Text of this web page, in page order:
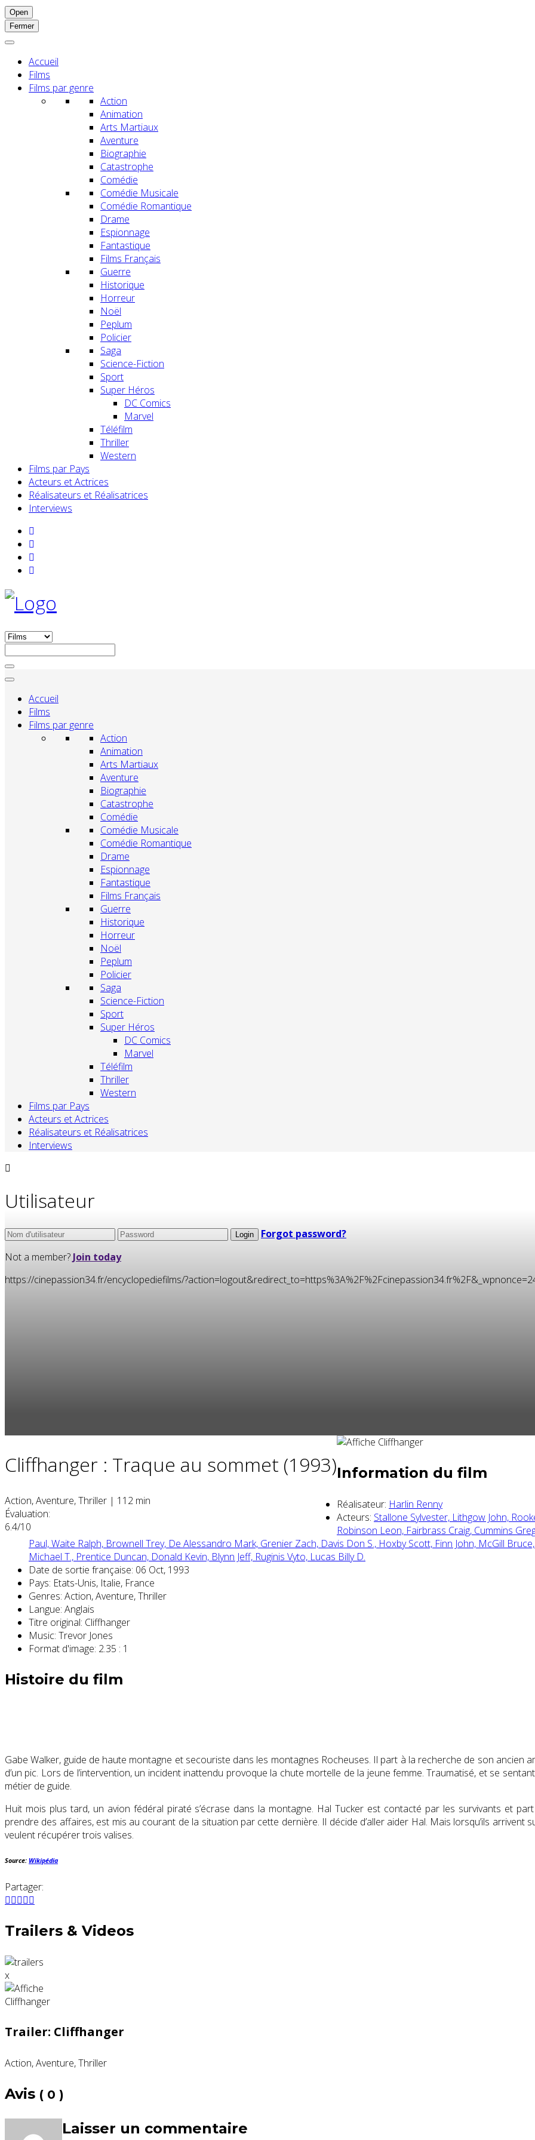
Open
Fermer
Accueil
Films
Films par genre
Action
Animation
Arts Martiaux
Aventure
Biographie
Catastrophe
Comédie
Comédie Musicale
Comédie Romantique
Drame
Espionnage
Fantastique
Films Français
Guerre
Historique
Horreur
Noël
Peplum
Policier
Saga
Science-Fiction
Sport
Super Héros
DC Comics
Marvel
Téléfilm
Thriller
Western
Films par Pays
Acteurs et Actrices
Réalisateurs et Réalisatrices
Interviews
Accueil
Films
Films par genre
Action
Animation
Arts Martiaux
Aventure
Biographie
Catastrophe
Comédie
Comédie Musicale
Comédie Romantique
Drame
Espionnage
Fantastique
Films Français
Guerre
Historique
Horreur
Noël
Peplum
Policier
Saga
Science-Fiction
Sport
Super Héros
DC Comics
Marvel
Téléfilm
Thriller
Western
Films par Pays
Acteurs et Actrices
Réalisateurs et Réalisatrices
Interviews
Utilisateur
Forgot password?
Not a member? Join today
https://cinepassion34.fr/encyclopediefilms/
Cliffhanger : Traque au sommet (1993)
Action, Aventure, Thriller | 112 min
Évaluation:
6.4/10
Information du film
Réalisateur: Harlin Renny
Acteurs: Stallone Sylvester, Lithgow John,
Robinson Leon, Fairbrass Craig, Cummins
Paul,Waite Ralph, Brownell Trey, De Alessandro Mark, Grenier Zach, Davis Don S., Hoxby Scott, Finn John, McGill Bruce,
Michael T., Prentice Duncan, Donald Kevin, Blynn Jeff, Ruginis Vyto, Lucas Billy D.
Date de sortie française: 06 Oct, 1993
Pays: Etats-Unis, Italie, France
Genres: Action, Aventure, Thriller
Langue: Anglais
Titre original: Cliffhanger
Music: Trevor Jones
Format d'image: 2.35 : 1
Histoire du film
Gabe Walker, guide de haute montagne et secouriste dans les montagnes Rocheuses. Il part à la recherche de son ancien
d’un pic. Lors de l’intervention, un incident inattendu provoque la chute mortelle de la jeune femme. Traumatisé, et se
métier de guide.
Huit mois plus tard, un avion fédéral piraté s’écrase dans la montagne. Hal Tucker est contacté par les survivants et
prendre des affaires, est mis au courant de la situation par cette dernière. Il décide d’aller aider Hal. Mais lorsqu’ils
veulent récupérer trois valises.
Source: Wikipédia
Partager:
Trailers & Videos
x
Trailer: Cliffhanger
Action, Aventure, Thriller
Avis ( 0 )
Laisser un commentaire